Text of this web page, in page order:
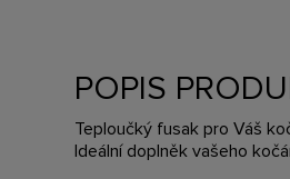
POPIS
Teploučký fusak pro Váš
Ideální doplněk vašeho